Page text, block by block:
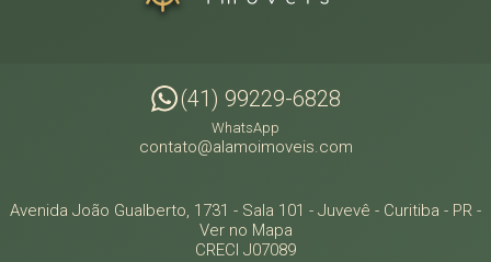
(41) 99229-6828
WhatsApp
contato@alamoimoveis.com
Avenida João Gualberto, 1731 - Sala 101 - Juvevê - Curitiba - PR -
Ver no Mapa
CRECI J07089